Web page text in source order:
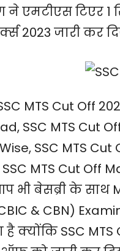
ने एमटीएस टिएर 1
2023 जारी कर
MTS Cut Off
SSC MTS Cut
SSC MTS Cut
MTS Cut Off
भी बेसब्री के साथ
& CBN)
है क्योंकि SSC